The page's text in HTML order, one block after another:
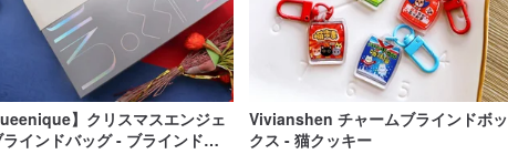
】クリスマスエンジェ
ラインドバッグ - ブラインドボ
Vivianshen チャームブラインドボッ
クス - 猫クッキー